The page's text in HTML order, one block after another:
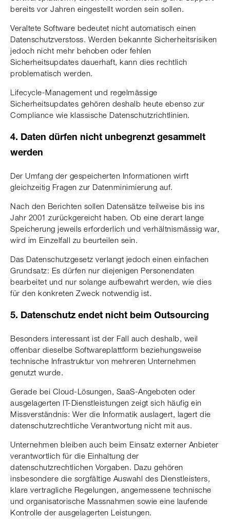
bereits vor Jahren eingestellt worden sein sollen.
Veraltete Software bedeutet nicht automatisch einen
Datenschutzverstoss. Werden bekannte Sicherheitsrisiken
jedoch nicht mehr behoben oder fehlen
Sicherheitsupdates dauerhaft, kann dies rechtlich
problematisch werden.
Lifecycle-Management und regelmässige
Sicherheitsupdates gehören deshalb heute ebenso zur
Compliance wie klassische Datenschutzrichtlinien.
4. Daten dürfen nicht unbegrenzt gesammelt
werden
Der Umfang der gespeicherten Informationen wirft
gleichzeitig Fragen zur Datenminimierung auf.
Nach den Berichten sollen Datensätze teilweise bis ins
Jahr 2001 zurückgereicht haben. Ob eine derart lange
Speicherung jeweils erforderlich und verhältnismässig war,
wird im Einzelfall zu beurteilen sein.
Das Datenschutzgesetz verlangt jedoch einen einfachen
Grundsatz: Es dürfen nur diejenigen Personendaten
bearbeitet und nur solange aufbewahrt werden, wie dies
für den konkreten Zweck notwendig ist.
5. Datenschutz endet nicht beim Outsourcing
Besonders interessant ist der Fall auch deshalb, weil
offenbar dieselbe Softwareplattform beziehungsweise
technische Infrastruktur von mehreren Unternehmen
genutzt wurde.
Gerade bei Cloud-Lösungen, SaaS-Angeboten oder
ausgelagerten IT-Dienstleistungen zeigt sich häufig ein
Missverständnis: Wer die Informatik auslagert, lagert die
datenschutzrechtliche Verantwortung nicht mit aus.
Unternehmen bleiben auch beim Einsatz externer Anbieter
verantwortlich für die Einhaltung der
datenschutzrechtlichen Vorgaben. Dazu gehören
insbesondere die sorgfältige Auswahl des Dienstleisters,
klare vertragliche Regelungen, angemessene technische
und organisatorische Massnahmen sowie eine laufende
Kontrolle der ausgelagerten Leistungen.